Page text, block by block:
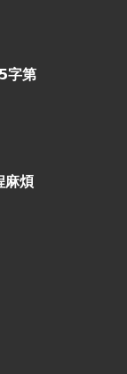
字第
麻煩